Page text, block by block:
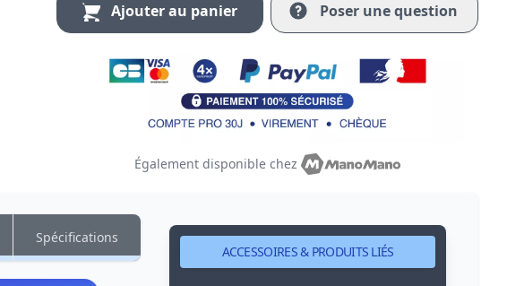
Ajouter au panier Poser une question
Également disponible chez
ACCESSOIRES & PRODUITS LIÉS
Spécifications